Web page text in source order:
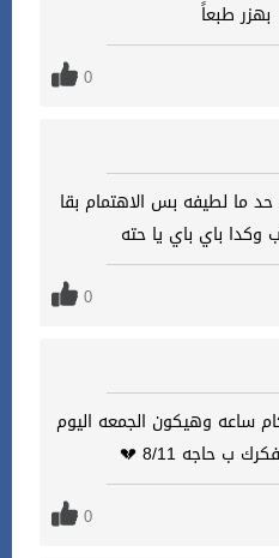
بهزر طبعاً
0
حد ما لطيفه بس الاهتمام بقا
باي باي يا حته
0
ساعه وهيكون الجمعه اليوم
ب حاجه 8/11 💔
0